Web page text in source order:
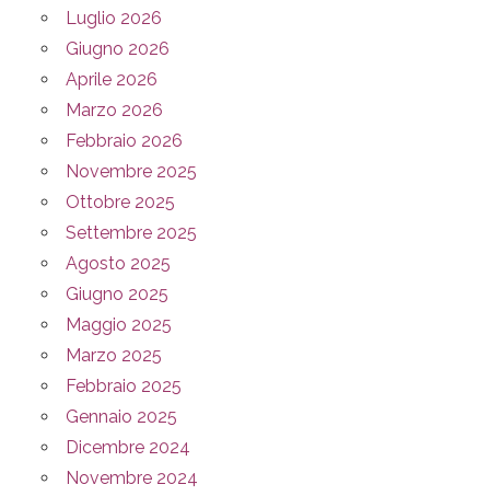
Luglio 2026
Giugno 2026
Aprile 2026
Marzo 2026
Febbraio 2026
Novembre 2025
Ottobre 2025
Settembre 2025
Agosto 2025
Giugno 2025
Maggio 2025
Marzo 2025
Febbraio 2025
Gennaio 2025
Dicembre 2024
Novembre 2024